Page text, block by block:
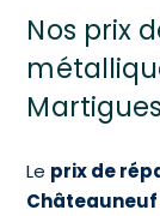
Nos prix
Martigues
Le prix de